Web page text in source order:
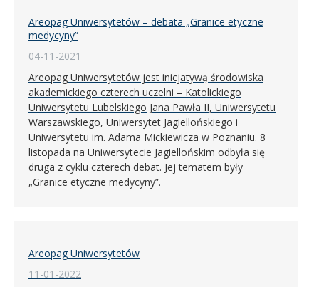
Areopag Uniwersytetów – debata „Granice etyczne
medycyny”
04-11-2021
Areopag Uniwersytetów jest inicjatywą środowiska
akademickiego czterech uczelni – Katolickiego
Uniwersytetu Lubelskiego Jana Pawła II, Uniwersytetu
Warszawskiego, Uniwersytet Jagiellońskiego i
Uniwersytetu im. Adama Mickiewicza w Poznaniu. 8
listopada na Uniwersytecie Jagiellońskim odbyła się
druga z cyklu czterech debat. Jej tematem były
„Granice etyczne medycyny”.
Areopag Uniwersytetów
11-01-2022